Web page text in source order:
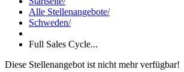
Alle Stellenangebote/
Schweden/
Full Sales Cycle...
Diese Stellenangebot ist nicht mehr verfügbar!